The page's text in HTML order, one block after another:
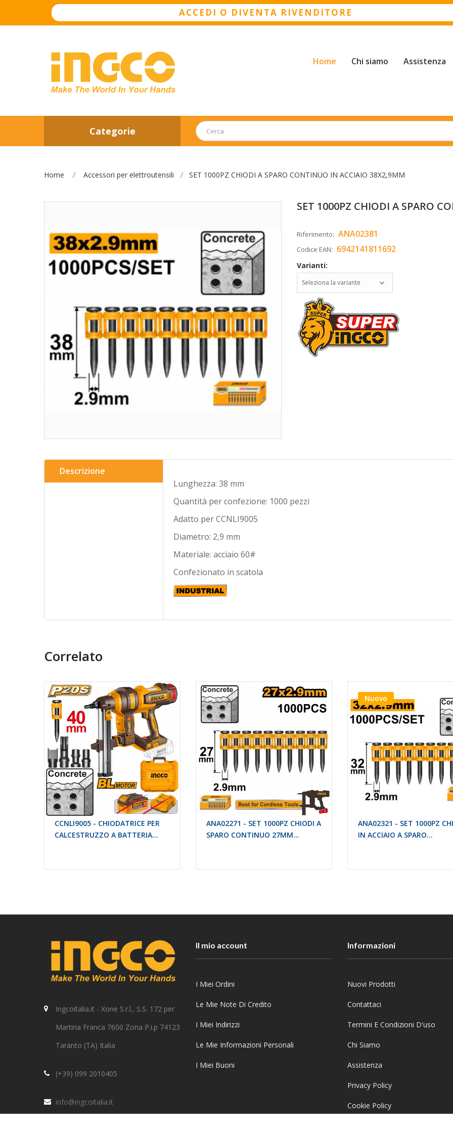
ACCEDI O DIVENTA RIVENDITORE
Home Chi siamo Assistenza
Categorie
Home Accessori per elettroutensili SET 1000PZ CHIODI A SPARO CONTINUO IN ACCIAIO 38X2,9MM
SET 1000PZ CHIODI A SPARO
Riferimento: ANA02381
Codice EAN: 6942141811692
Varianti:
Seleziona la variante
Descrizione
Lunghezza: 38 mm
Quantità per confezione: 1000 pezzi
Adatto perCCNLI9005
Diametro: 2,9 mm
Materiale: acciaio 60#
Confezionato in scatola
Correlato
CCNLI9005 - CHIODATRICE PER
CALCESTRUZZO A BATTERIA...
ANA02271 - SET 1000PZ CHIODI A
SPARO CONTINUO 27MM...
Nuovo
ANA02321 - SET 1000PZ
IN ACCIAIO A SPARO...
Ingcoitalia.it - Xone S.r.l., S.S. 172 per
Martina Franca 7600 Zona P.i.p 74123
Taranto (TA) Italia
(+39) 099 2010405
info@ingcoitalia.it
Il mio account
I Miei Ordini
Le Mie Note Di Credito
I Miei Indirizzi
Le Mie Informazioni Personali
I Miei Buoni
Informazioni
Nuovi Prodotti
Contattaci
Termini E Condizioni D'uso
Chi Siamo
Assistenza
Privacy Policy
Cookie Policy